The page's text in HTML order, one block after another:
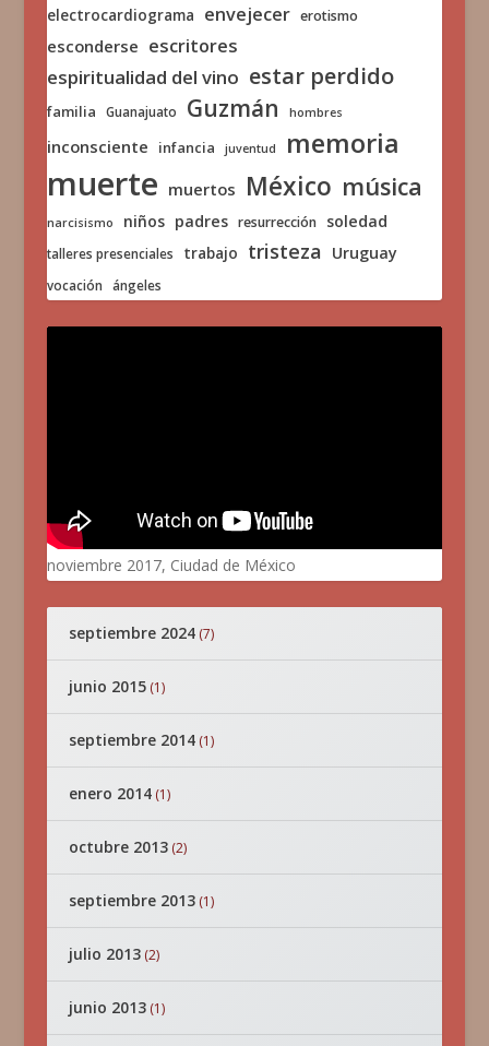
electrocardiograma envejecer erotismo
esconderse escritores
espiritualidad del vino estar perdido
familia Guanajuato Guzmán hombres
inconsciente infancia juventud memoria
muerte muertos México música
narcisismo niños padres resurrección soledad
talleres presenciales trabajo tristeza Uruguay
vocación ángeles
noviembre 2017, Ciudad de México
septiembre 2024(7)
junio 2015(1)
septiembre 2014(1)
enero 2014(1)
octubre 2013(2)
septiembre 2013(1)
julio 2013(2)
junio 2013(1)